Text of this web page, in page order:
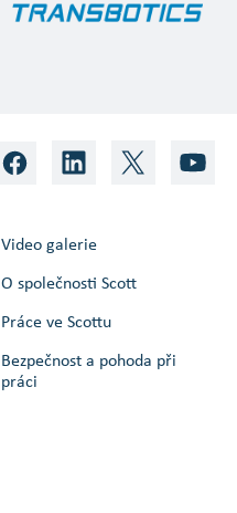
Video galerie
O společnosti Scott
Práce ve Scottu
Bezpečnost a pohoda při
práci